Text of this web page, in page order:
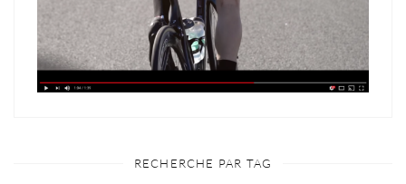
RECHERCHE PAR TAG